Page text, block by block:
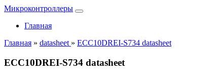
Микроконтроллеры
Главная
Главная » datasheet » ECC10DREI-S734 datasheet
ECC10DREI-S734 datasheet